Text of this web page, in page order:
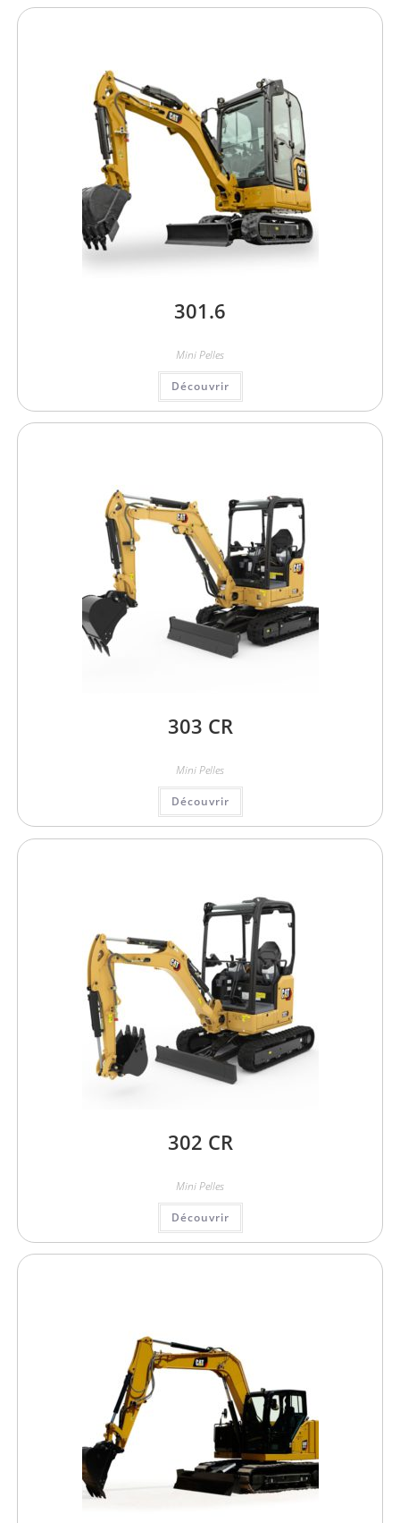
301.6
Mini Pelles
Découvrir
303 CR
Mini Pelles
Découvrir
302 CR
Mini Pelles
Découvrir